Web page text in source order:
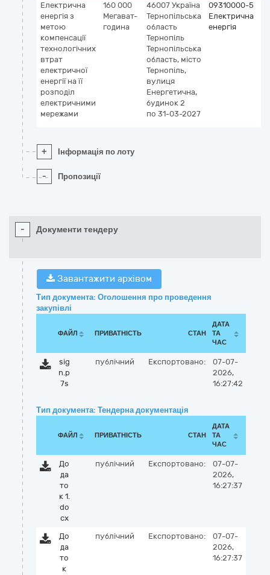
Електрична
енергія з
метою
компенсації
технологічних
втрат
електричної
енергії на її
розподіл
електричними
мережами
160 000
Мегават-
година
46007 Україна
Тернопільська
область
Тернопіль
Тернопільська
область, місто
Тернопіль,
вулиця
Енергетична,
будинок 2
по 31-03-2027
09310000-5
Електрична
енергія
+ Інформація по лоту
- Пропозиції
- Документи тендеру
Завантажити архівом
Тип документа: Оголошення про проведення
закупівлі
ФАЙЛ ПРИВАТНІСТЬ СТАН
ДАТА
ТА
ЧАС
sig
n.p
7s
публічний Експортовано:
07-07-
2026,
16:27:42
Тип документа: Тендерна документація
ФАЙЛ ПРИВАТНІСТЬ СТАН
ДАТА
ТА
ЧАС
До
да
то
к 1.
do
cx
публічний Експортовано:
07-07-
2026,
16:27:37
До
да
то
к
публічний Експортовано:
07-07-
2026,
16:27:37